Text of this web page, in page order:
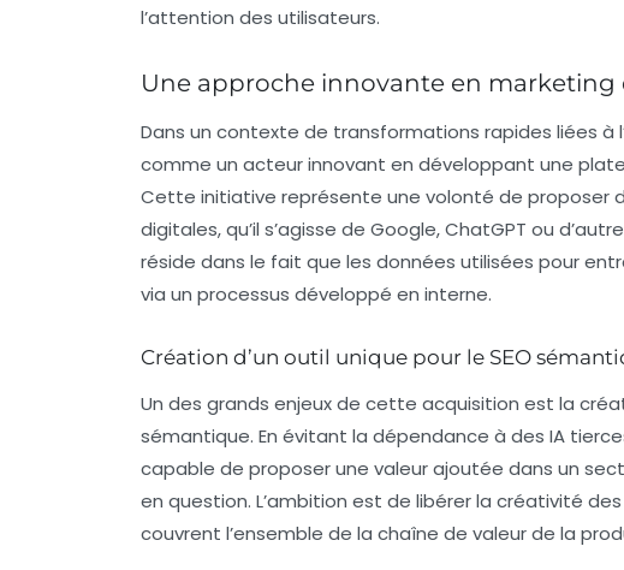
l’attention des utilisateurs.
Une approche innovante en marketing
Dans un contexte de transformations rapides liées à
comme un acteur innovant en développant une
Cette initiative représente une volonté de
digitales, qu’il s’agisse de Google, ChatGPT ou
réside dans le fait que les données utilisées pour
via un processus développé en interne.
Création d’un outil unique pour le SEO
Un des grands enjeux de cette acquisition est la
sémantique. En évitant la dépendance à des IA
capable de proposer une valeur ajoutée dans un
en question. L’ambition est de libérer la créativité
couvrent l’ensemble de la chaîne de valeur de la